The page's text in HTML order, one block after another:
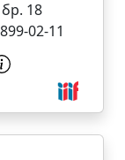
бр. 18
02-11